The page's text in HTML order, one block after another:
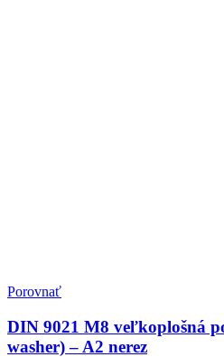
Porovnať
DIN 9021 M8 veľkoplošná
washer) – A2 nerez